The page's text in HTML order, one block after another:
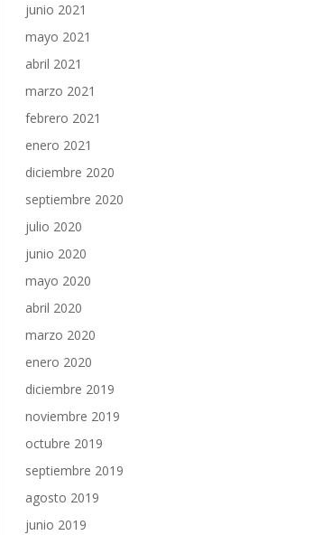
junio 2021
mayo 2021
abril 2021
marzo 2021
febrero 2021
enero 2021
diciembre 2020
septiembre 2020
julio 2020
junio 2020
mayo 2020
abril 2020
marzo 2020
enero 2020
diciembre 2019
noviembre 2019
octubre 2019
septiembre 2019
agosto 2019
junio 2019